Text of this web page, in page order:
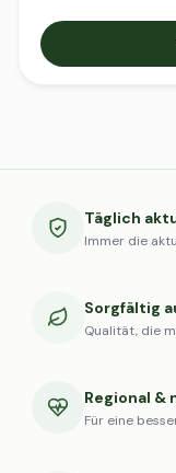
Täglich
Immer die
Sorgfältig
Qualität, die
Regional &
Für eine